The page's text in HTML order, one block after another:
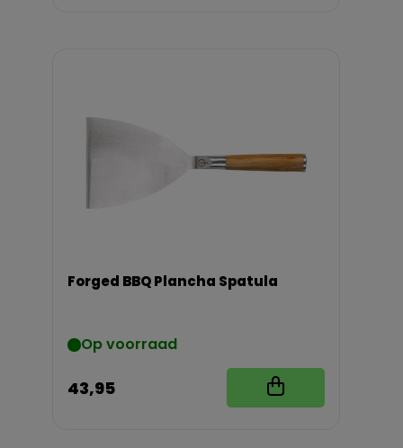
Forged BBQ Plancha Spatula
Op voorraad
43,95